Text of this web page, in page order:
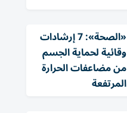
«الصحة»: 7 إرشادات
وقائية لحماية الجسم
من مضاعفات الحرارة
المرتفعة